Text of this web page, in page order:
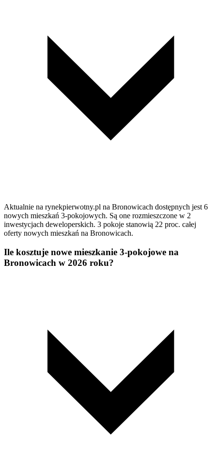
Aktualnie na rynekpierwotny.pl na Bronowicach dostępnych jest 6
nowych mieszkań 3-pokojowych. Są one rozmieszczone w 2
inwestycjach deweloperskich. 3 pokoje stanowią 22 proc. całej
oferty nowych mieszkań na Bronowicach.
Ile kosztuje nowe mieszkanie 3-pokojowe na
Bronowicach w 2026 roku?